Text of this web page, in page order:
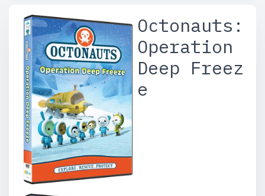
Octonauts:
Operation
Deep Freez
e